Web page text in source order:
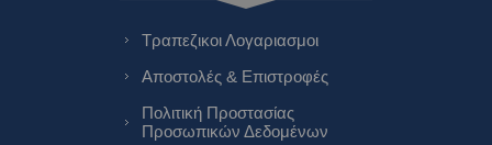
Τραπεζικοι Λογαριασμοι
Αποστολές & Επιστροφές
Πολιτική Προστασίας
Προσωπικών Δεδομένων